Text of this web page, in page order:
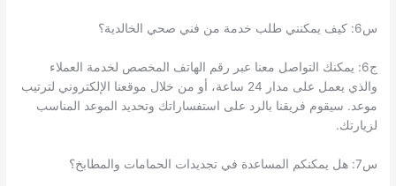
س6: كيف يمكنني طلب خدمة من فني صحي الخالدية؟
ج6: يمكنك التواصل معنا عبر رقم الهاتف المخصص لخدمة العملاء
والذي يعمل على مدار 24 ساعة، أو من خلال موقعنا الإلكتروني لترتيب
موعد. سيقوم فريقنا بالرد على استفساراتك وتحديد الموعد المناسب
لزيارتك.
س7: هل يمكنكم المساعدة في تجديدات الحمامات والمطابخ؟